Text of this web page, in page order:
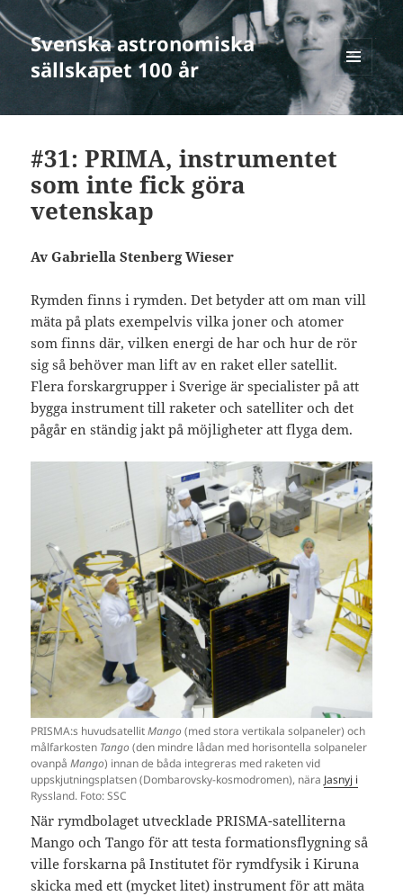
Svenska astronomiska
sällskapet 100 år
MENY
OCH
WIDGETS
#31: PRIMA, instrumentet
som inte fick göra
vetenskap
Av Gabriella Stenberg Wieser
Rymden finns i rymden. Det betyder att om man vill
mäta på plats exempelvis vilka joner och atomer
som finns där, vilken energi de har och hur de rör
sig så behöver man lift av en raket eller satellit.
Flera forskargrupper i Sverige är specialister på att
bygga instrument till raketer och satelliter och det
pågår en ständig jakt på möjligheter att flyga dem.
PRISMA:s huvudsatellitMango (med stora vertikala solpaneler) och
målfarkosten Tango (den mindre lådan med horisontella solpaneler
ovanpåMango) innan de båda integreras med raketen vid
uppskjutningsplatsen (Dombarovsky-kosmodromen), nära Jasnyj i
Ryssland. Foto: SSC
När rymdbolaget utvecklade PRISMA-satelliterna
Mango och Tango för att testa formationsflygning så
ville forskarna på Institutet för rymdfysik i Kiruna
skicka med ett (mycket litet) instrument för att mäta